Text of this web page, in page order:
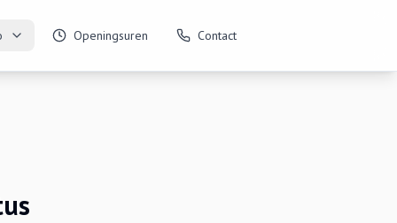
Openingsuren Contact